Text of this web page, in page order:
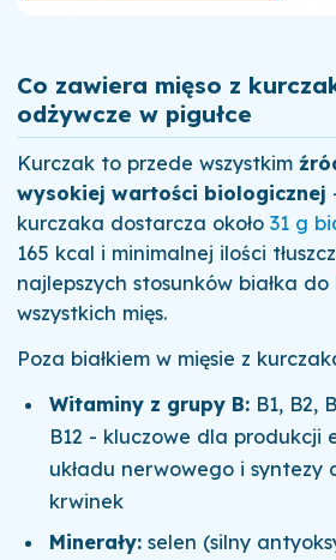
Co zawiera mięso z
odżywcze w pigułce
Kurczak to przede wszystkim
wysokiej wartości biologicznej
kurczaka dostarcza około 31 g
165 kcal i minimalnej ilości
najlepszych stosunków białka
wszystkich mięs.
Poza białkiem w mięsie z
Witaminy z grupy B: B1, B2,
B12 - kluczowe dla produkcji
układu nerwowego i syntezy
krwinek
Minerały: selen (silny